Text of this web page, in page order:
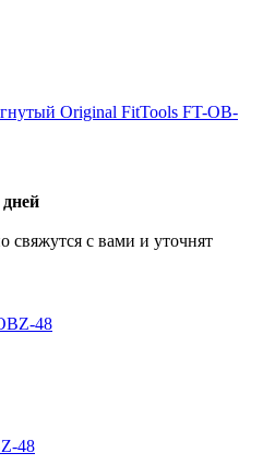
Original FitTools FT-OB-
дней
свяжутся с вами и уточнят
48